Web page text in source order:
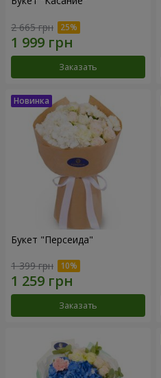
2 665 грн
Заказать
Букет "Персеида"
1 399 грн
Заказать